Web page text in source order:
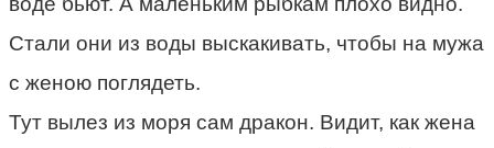
Стали они из воды выскакивать, чтобы на мужа
с женою поглядеть.
Тут вылез из моря сам дракон. Видит, как жена